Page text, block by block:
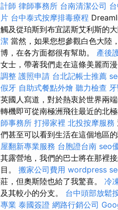
計師 律師事務所 台南清潔公司
片 台中泰式按摩排毒療程
觸及從珀斯到布宜諾斯艾利斯的
潔 當然，如果您想參觀白色大陸
博，在各方面都很有幫助。 產後
女士，帶著我們走在這條美麗而
調整 護照申請 台北記帳士推薦
假牙 自助式餐點外燴 聽力檢查
英國人寫道，對於熱衷於世界兩
轉機即可從南極洲飛往最近的北極
師事務所 打掃家裡 北投按摩服務
們甚至可以看到生活在這個地區的
屋翻新專業服務 台胞證台南 seo
其露營地，我們的巴士將在那裡
目。 搬家公司費用 wordpress
莊，但奧斯陸也給了我驚喜。 冷
及其較小的分支。 台中頭部放鬆
專業 泰國簽證 網路行銷公司